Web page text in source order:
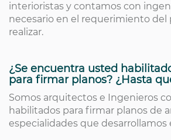
interioristas y contamos con
necesario en el requerimiento del
realizar.
¿Se encuentra usted
para firmar planos? ¿Hasta
Somos arquitectos e Ingenieros
habilitados para firmar planos de
especialidades que desarrollamos